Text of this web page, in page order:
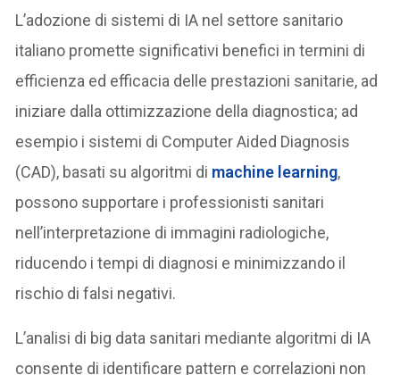
L’adozione di sistemi di IA nel settore sanitario
italiano promette significativi benefici in termini di
efficienza ed efficacia delle prestazioni sanitarie, ad
iniziare dalla ottimizzazione della diagnostica; ad
esempio i sistemi di Computer Aided Diagnosis
(CAD), basati su algoritmi di machine learning,
possono supportare i professionisti sanitari
nell’interpretazione di immagini radiologiche,
riducendo i tempi di diagnosi e minimizzando il
rischio di falsi negativi.
L’analisi di big data sanitari mediante algoritmi di IA
consente di identificare pattern e correlazioni non